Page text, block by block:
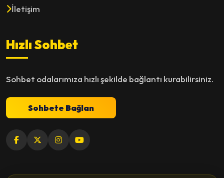
İletişim
Hızlı Sohbet
Sohbet odalarımıza hızlı şekilde bağlantı kurabilirsiniz.
Sohbete Bağlan